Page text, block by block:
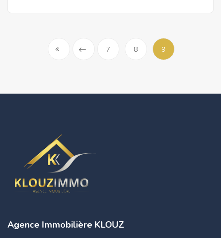
7 8 9
Agence Immobilière KLOUZ